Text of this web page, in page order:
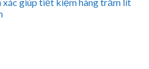
xác giúp tiết kiệm hàng trăm lít